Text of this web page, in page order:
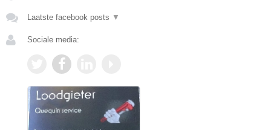
Laatste facebook posts ▼
Sociale media: